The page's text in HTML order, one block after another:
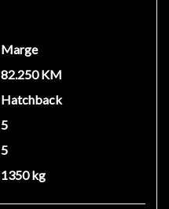
Marge
82.250 KM
Hatchback
5
5
1350 kg